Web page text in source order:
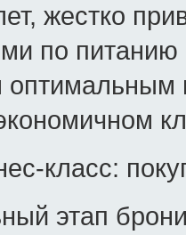
жестко
по
класс:
этап